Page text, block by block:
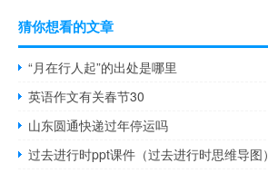
猜你想看的文章
“月在行人起”的出处是哪里
英语作文有关春节30
山东圆通快递过年停运吗
过去进行时ppt课件（过去进行时思维导图）